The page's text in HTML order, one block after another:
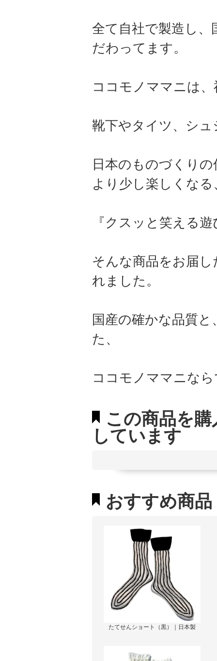
全て自社で製造し、
だわってます。
ココモノママニは
靴下やタイツ、シ
日本のものづくり
より少し楽しくなる
『クスッと笑える
そんな商品をお届
れました。
国産の確かな品質
た、
ココモノママニな
この商品を
しています
おすすめ商品
たてせんショート（黒）｜日本製